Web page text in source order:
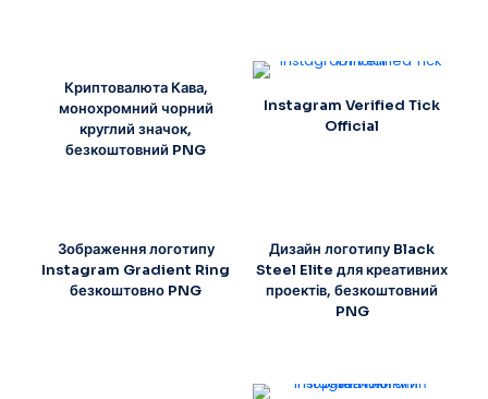
Криптовалюта Кава,
монохромний чорний
круглий значок,
безкоштовний PNG
Instagram Verified Tick
Official
Зображення логотипу
Instagram Gradient Ring
безкоштовно PNG
Дизайн логотипу Black
Steel Elite для креативних
проектів, безкоштовний
PNG